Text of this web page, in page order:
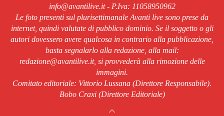
info@avantilive.it - P.Iva: 11058950962
Le foto presenti sul plurisettimanale Avanti live sono prese da
internet, quindi valutate di pubblico dominio. Se il soggetto o gli
autori dovessero avere qualcosa in contrario alla pubblicazione,
basta segnalarlo alla redazione, alla mail:
redazione@avantilive.it, si provvederà alla rimozione delle
immagini.
Comitato editoriale: Vittorio Lussana (Direttore Responsabile).
Bobo Craxi (Direttore Editoriale)